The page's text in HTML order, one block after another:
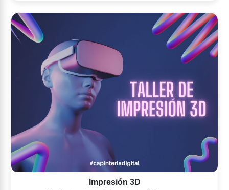
Impresión 3D